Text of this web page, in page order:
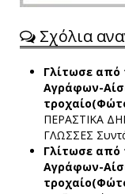
Σχόλια
Γλίτωσε από
Αγράφων-
ΠΕΡΑΣΤΙΚΑ
ΓΛΩΣΣΕΣ
Γλίτωσε από
Αγράφων-